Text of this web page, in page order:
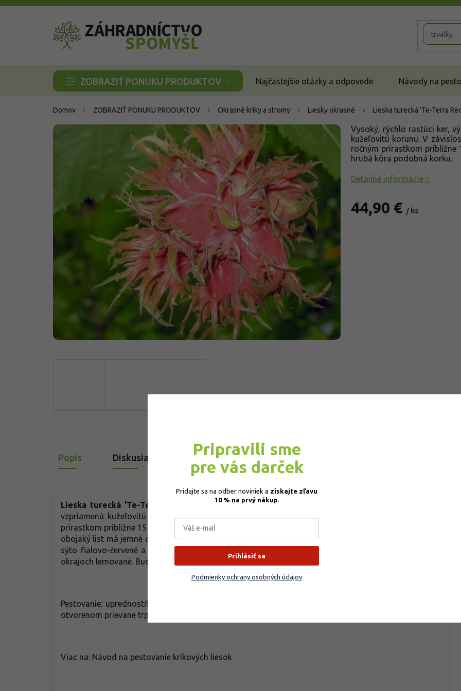
Prejsť
ZOBRAZIŤ PONUKU PRODUKTOV Najčastejšie otázky a odpovede Návody na
Domov ZOBRAZIŤ PONUKU PRODUKTOV Okrasné kríky a stromy Liesky okrasné Lieska turecká 'Te-Terra
44,90 € / ks
Vysoký, rýchlo rastúci ker,
kužeľovitú korunu. V
ročným prírastkom približne
hrubá kôra podobná korku.
Detailné informácie
Popis Diskusia
Lieska turecká 'Te-Terra Red'
- vysoký, rýchlo rastúci ker, výnimočne malý strom, ktorý vytvára
vzpriamenú kužeľovitú korunu. V závislosti od podmienok rastu dorastá do výšky 4 m s ročným
prírastkom približne 15 - 20 cm. Na kmeni sa v mladom veku vytvorí hrubá kôra podobná korku. Široký
obojaký list má jemné chĺpky a dvojitý pílovitý okraj. V lete má fialovo-zelenú farbu. Mladé vetvičky sú
sýto fialovo-červené a dobre kontrastujú s letným olistením. Obaly orechov sú červenofialové, na
okrajoch lemované. Budú solitérom v každej záhrade.
Pestovanie: uprednostňuje úrodné, hlinité, kypré a vlhké pôdy, slnečné až polotienisté stanovište. Na
otvorenom prievane trpí omŕzaním kvetov.
Viac na: Návod na pestovanie kríkových liesok
Pripravili sme
pre vás darček
Pridajte sa na odber noviniek a získajte zľavu
10 % na prvý nákup
Prihlásiť sa
Podmienky ochrany osobných údajov